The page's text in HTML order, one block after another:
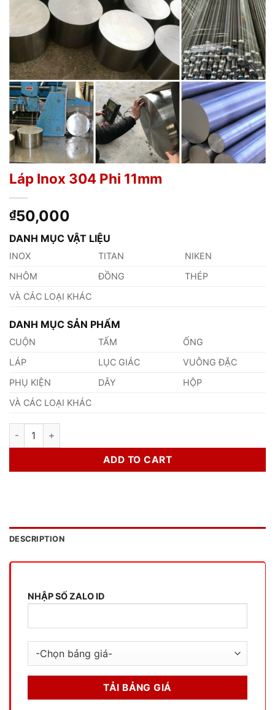
Láp Inox 304 Phi 11mm
₫50,000
DANH MỤC VẬT LIỆU
INOX TITAN
NIKEN
NHÔM
ĐỒNG
THÉP
VÀ CÁC LOẠI KHÁC
DANH MỤC SẢN PHẨM
CUỘN TẤM
ỐNG
LÁP
LỤC GIÁC
VUÔNG ĐẶC
PHỤ KIỆN
DÂY
HỘP
VÀ CÁC LOẠI KHÁC
Láp Inox 304 Phi 11mm quantity
ADD TO CART
DESCRIPTION
NHẬP SỐ ZALO ID